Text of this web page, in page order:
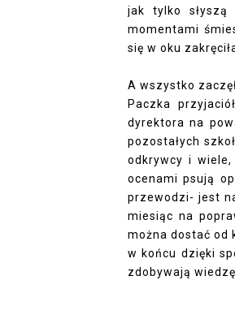
jak tylko
momentami
się w oku
A wszystko
Paczka
dyrektora na
pozostałych
odkrywcy i
ocenami psują
przewodzi- jest
miesiąc na
można dostać od
w końcu dzięki
zdobywają wiedzę.